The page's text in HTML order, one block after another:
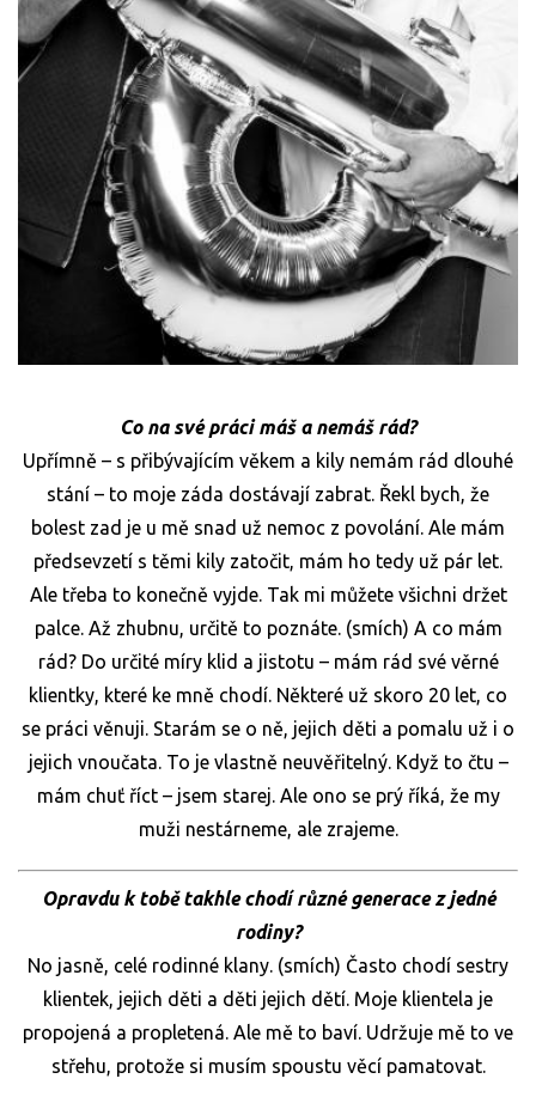
Co na své práci máš a nemáš rád?
Upřímně – s přibývajícím věkem a kily nemám rád dlouhé
stání – to moje záda dostávají zabrat. Řekl bych, že
bolest zad je u mě snad už nemoc z povolání. Ale mám
předsevzetí s těmi kily zatočit, mám ho tedy už pár let.
Ale třeba to konečně vyjde. Tak mi můžete všichni držet
palce. Až zhubnu, určitě to poznáte. (smích) A co mám
rád? Do určité míry klid a jistotu – mám rád své věrné
klientky, které ke mně chodí. Některé už skoro 20 let, co
se práci věnuji. Starám se o ně, jejich děti a pomalu už i o
jejich vnoučata. To je vlastně neuvěřitelný. Když to čtu –
mám chuť říct – jsem starej. Ale ono se prý říká, že my
muži nestárneme, ale zrajeme.
Opravdu k tobě takhle chodí různé generace z jedné
rodiny?
No jasně, celé rodinné klany. (smích) Často chodí sestry
klientek, jejich děti a děti jejich dětí. Moje klientela je
propojená a propletená. Ale mě to baví. Udržuje mě to ve
střehu, protože si musím spoustu věcí pamatovat.